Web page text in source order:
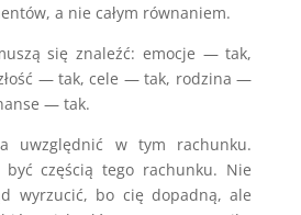
a nie całym równaniem.
się znaleźć: emocje — tak,
— tak, cele — tak, rodzina —
— tak.
uwzględnić w tym rachunku.
być częścią tego rachunku. Nie
wyrzucić, bo cię dopadną, ale